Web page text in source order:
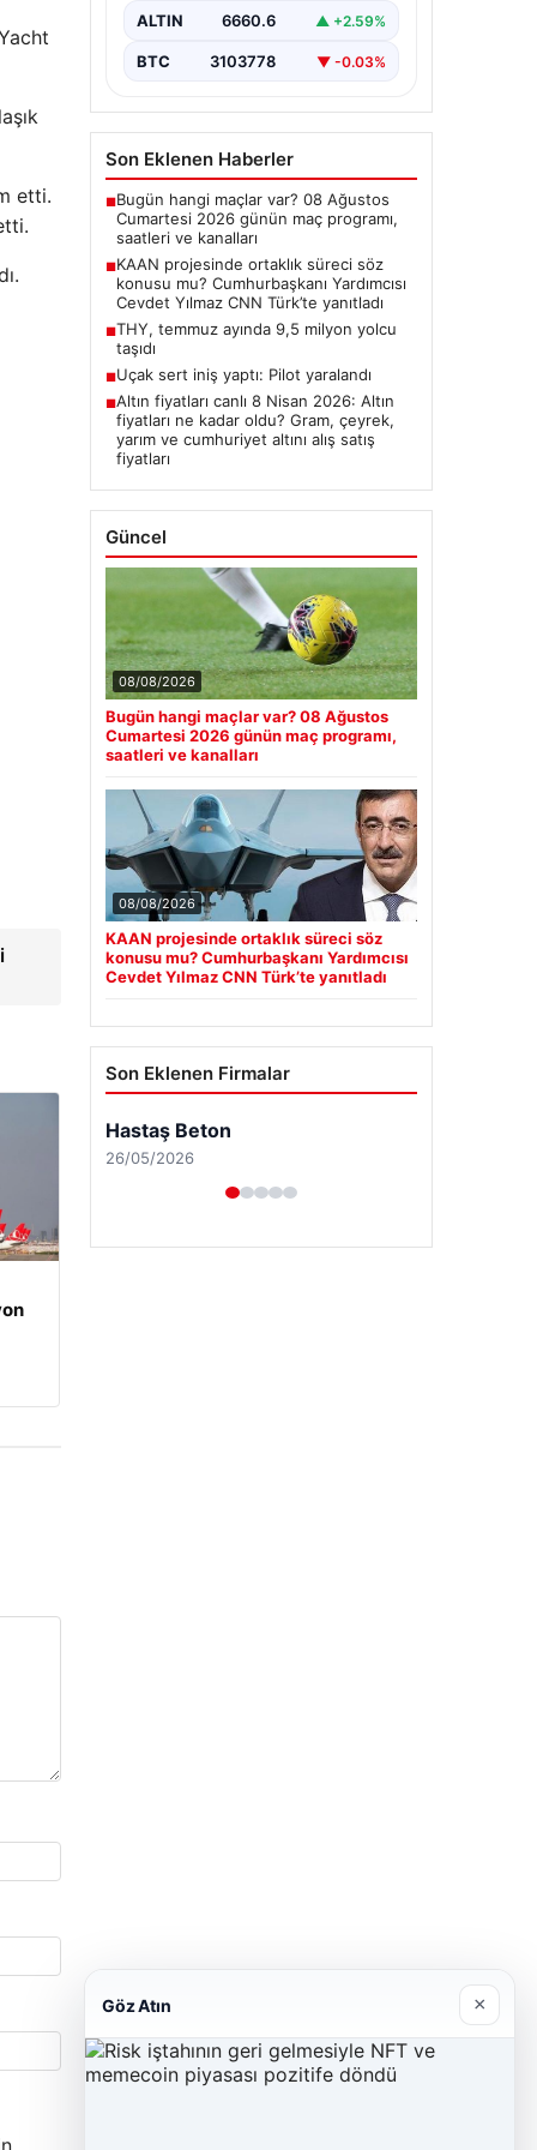
etti.
yanıtladı
Cumhurbaşkanı Yardımcısı Cevdet
Mekke Ortak…
ALTIN 6660.6 ▲ +2.59%
BTC 3103778 ▼ -0.03%
Son Eklenen Haberler
■Bugün hangi maçlar var? 08 Ağustos
Cumartesi 2026 günün maç programı,
saatleri ve kanalları
■KAAN projesinde ortaklık süreci söz
konusu mu? Cumhurbaşkanı Yardımcısı
Cevdet Yılmaz CNN Türk’te yanıtladı
■THY, temmuz ayında 9,5 milyon yolcu
taşıdı
■Uçak sert iniş yaptı: Pilot yaralandı
■Altın fiyatları canlı 8 Nisan 2026: Altın
fiyatları ne kadar oldu? Gram, çeyrek,
yarım ve cumhuriyet altını alış satış
fiyatları
Güncel
08/08/2026
Bugün hangi maçlar var? 08 Ağustos
Cumartesi 2026 günün maç programı,
saatleri ve kanalları
08/08/2026
KAAN projesinde ortaklık süreci söz
konusu mu? Cumhurbaşkanı Yardımcısı
Cevdet Yılmaz CNN Türk’te yanıtladı
Son Eklenen Firmalar
Göz Atın ×